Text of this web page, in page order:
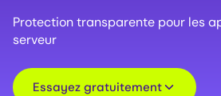
Protection transparente pour les
serveur
Essayez gratuitement